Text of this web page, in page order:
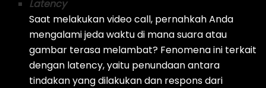
Latency
Saat melakukanvideo call, pernahkah Anda
mengalami jeda waktu di mana suara atau
gambar terasa melambat? Fenomena ini terkait
dengan latency, yaitu penundaan antara
tindakan yang dilakukan dan respons dari